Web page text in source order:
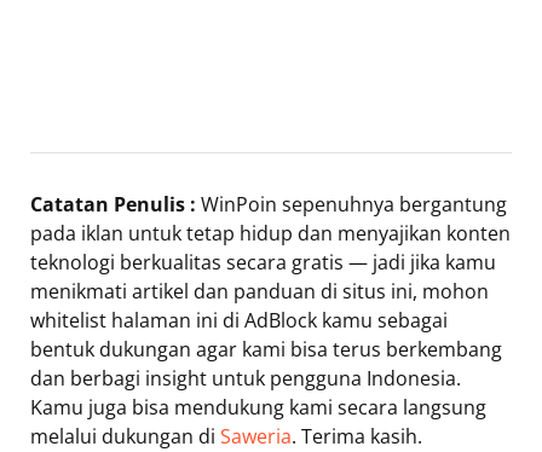
Catatan Penulis : WinPoin sepenuhnya bergantung
pada iklan untuk tetap hidup dan menyajikan konten
teknologi berkualitas secara gratis — jadi jika kamu
menikmati artikel dan panduan di situs ini, mohon
whitelist halaman ini di AdBlock kamu sebagai
bentuk dukungan agar kami bisa terus berkembang
dan berbagi insight untuk pengguna Indonesia.
Kamu juga bisa mendukung kami secara langsung
melalui dukungan di Saweria. Terima kasih.